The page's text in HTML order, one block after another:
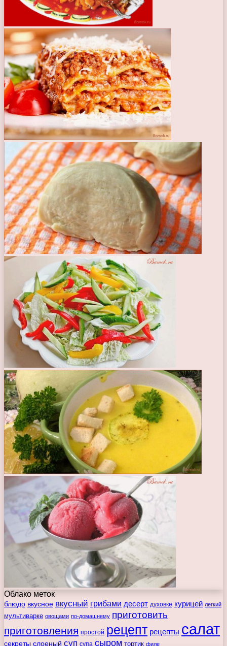
Облако меток
блюдо вкусное вкусный грибами десерт духовке курицей легкий
мультиварке овощами по-домашнему приготовить
приготовления простой рецепт рецепты салат
секреты слоеный суп супа сыром тортик филе